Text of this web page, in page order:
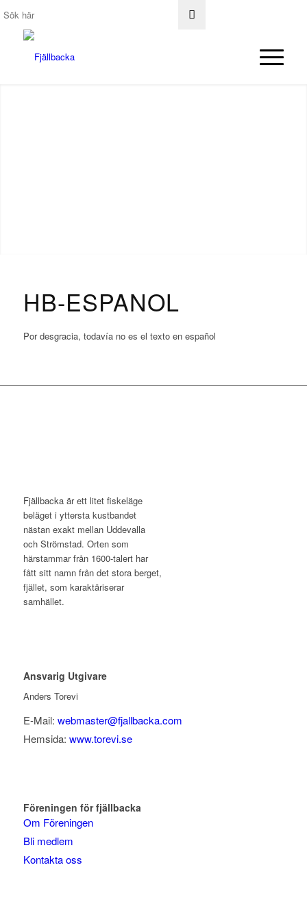
HB-ESPANOL
Por desgracia, todavía no es el texto en español
Fjällbacka är ett litet fiskeläge
beläget i yttersta kustbandet
nästan exakt mellan Uddevalla
och Strömstad. Orten som
härstammar från 1600-talert har
fått sitt namn från det stora berget,
fjället, som karaktäriserar
samhället.
Ansvarig Utgivare
Anders Torevi
E-Mail: webmaster@fjallbacka.com
Hemsida: www.torevi.se
Föreningen för fjällbacka
Om Föreningen
Bli medlem
Kontakta oss